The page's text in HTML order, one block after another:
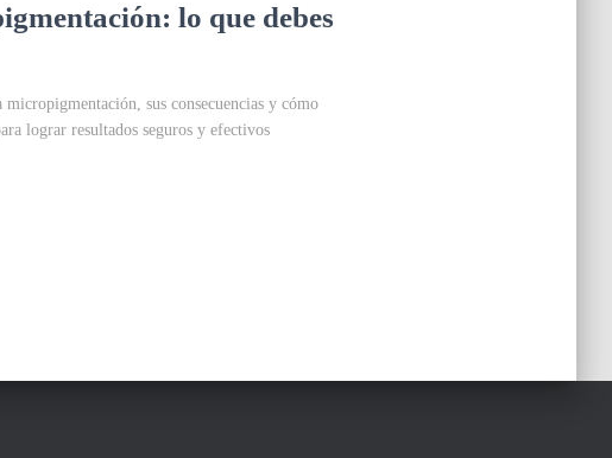
lo que debes
sus consecuencias y cómo
lograr resultados seguros y efectivos